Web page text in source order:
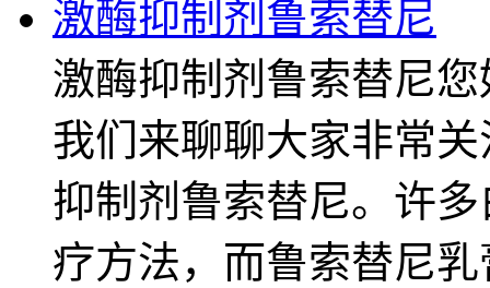
激酶抑制剂鲁索替尼
激酶抑制剂鲁索替尼
我们来聊聊大家非常
抑制剂鲁索替尼。许
疗方法，而鲁索替尼